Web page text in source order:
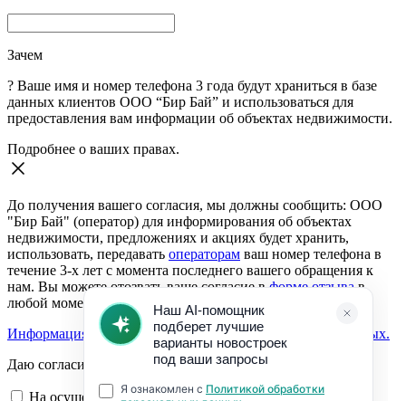
Зачем
? Ваше имя и номер телефона 3 года будут храниться в базе
данных клиентов ООО “Бир Бай” и использоваться для
предоставления вам информации об объектах недвижимости.
Подробнее о ваших правах.
До получения вашего согласия, мы должны сообщить: ООО
"Бир Бай" (оператор) для информирования об объектах
недвижимости, предложениях и акциях будет хранить,
использовать, передавать операторам ваш номер телефона в
течение 3-х лет с момента последнего вашего обращения к
нам. Вы можете отозвать ваше согласие вформе отзывав
любой момент.
Информация о согласии на обработку персональных данных.
Даю согласие:
На осуществление обратной связи